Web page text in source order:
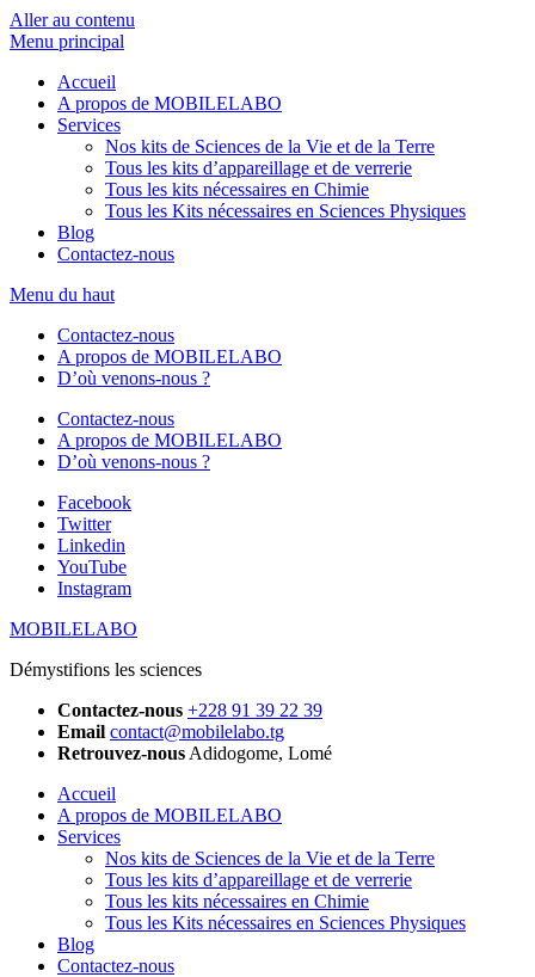
Aller au contenu
Menu principal
Accueil
A propos de MOBILELABO
Services
Nos kits de Sciences de la Vie et de la Terre
Tous les kits d’appareillage et de verrerie
Tous les kits nécessaires en Chimie
Tous les Kits nécessaires en Sciences Physiques
Blog
Contactez-nous
Menu du haut
Contactez-nous
A propos de MOBILELABO
D’où venons-nous ?
Contactez-nous
A propos de MOBILELABO
D’où venons-nous ?
Facebook
Twitter
Linkedin
YouTube
Instagram
MOBILELABO
Démystifions les sciences
Contactez-nous +228 91 39 22 39
Email contact@mobilelabo.tg
Retrouvez-nous Adidogome, Lomé
Accueil
A propos de MOBILELABO
Services
Nos kits de Sciences de la Vie et de la Terre
Tous les kits d’appareillage et de verrerie
Tous les kits nécessaires en Chimie
Tous les Kits nécessaires en Sciences Physiques
Blog
Contactez-nous